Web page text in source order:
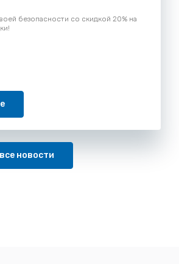
безопасности со скидкой 20% на
новости